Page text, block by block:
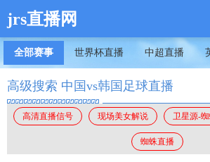
jrs直播网
全部赛事 世界杯直播 中超直播
高级搜索 中国vs韩国足球直播
高清直播信号 现场美女解说 卫星源-
蜘蛛直播